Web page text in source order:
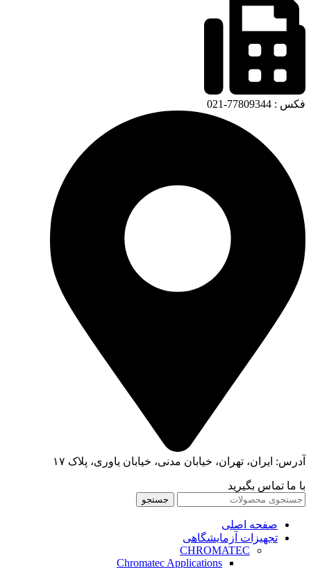
فکس : 77809344-021
آدرس: ایران، تهران، خیابان مدنی، خیابان یاوری، پلاک ۱۷
با ما تماس بگیرید
جستجو
صفحه اصلی
تجهیزات آزمایشگاهی
CHROMATEC
Chromatec Applications